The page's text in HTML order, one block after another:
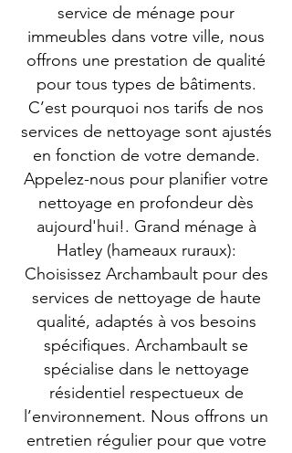
service de ménage pour
immeubles dans votre ville, nous
offrons une prestation de qualité
pour tous types de bâtiments.
C’est pourquoi nos tarifs de nos
services de nettoyage sont ajustés
en fonction de votre demande.
Appelez-nous pour planifier votre
nettoyage en profondeur dès
aujourd'hui!. Grand ménage à
Hatley (hameaux ruraux):
Choisissez Archambault pour des
services de nettoyage de haute
qualité, adaptés à vos besoins
spécifiques. Archambault se
spécialise dans le nettoyage
résidentiel respectueux de
l’environnement. Nous offrons un
entretien régulier pour que votre